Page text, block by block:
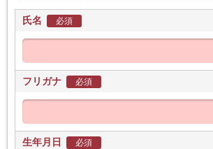
氏名 必須
フリガナ 必須
生年月日 必須